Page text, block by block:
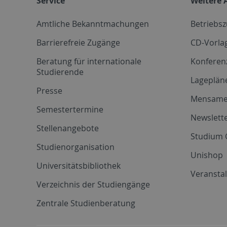
Amtliche Bekanntmachungen
Barrierefreie Zugänge
Beratung für internationale
Studierende
Presse
Semestertermine
Stellenangebote
Studienorganisation
Universitätsbibliothek
Verzeichnis der Studiengänge
Zentrale Studienberatung
CD-
Studium
Unishop